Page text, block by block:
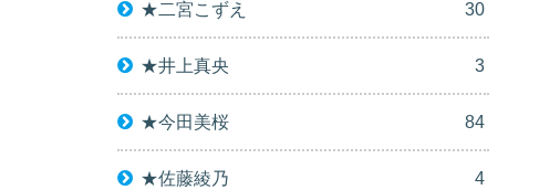
★二宮こずえ 30
★井上真央 3
★今田美桜 84
★佐藤綾乃 4